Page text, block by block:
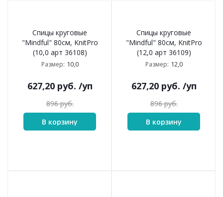
Спицы круговые
"Mindful" 80см, KnitPro
(10,0 арт 36108)
Размер: 10,0
627,20руб. /уп
896руб.
В корзину
Спицы круговые
"Mindful" 80см, KnitPro
(12,0 арт 36109)
Размер: 12,0
627,20руб. /уп
896руб.
В корзину